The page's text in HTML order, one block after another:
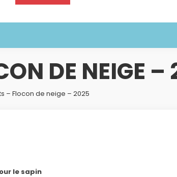
DE NEIGE –
– Flocon de neige – 2025
le sapin